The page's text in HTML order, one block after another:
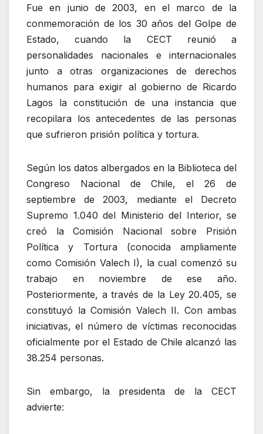
Fue en junio de 2003, en el marco de la
conmemoración de los 30 años del Golpe de
Estado, cuando la CECT reunió a
personalidades nacionales e internacionales
junto a otras organizaciones de derechos
humanos para exigir al gobierno de Ricardo
Lagos la constitución de una instancia que
recopilara los antecedentes de las personas
que sufrieron prisión política y tortura.
Según los datos albergados en la Biblioteca del
Congreso Nacional de Chile, el 26 de
septiembre de 2003, mediante el Decreto
Supremo 1.040 del Ministerio del Interior, se
creó la Comisión Nacional sobre Prisión
Política y Tortura (conocida ampliamente
como Comisión Valech I), la cual comenzó su
trabajo en noviembre de ese año.
Posteriormente, a través de la Ley 20.405, se
constituyó la Comisión Valech II. Con ambas
iniciativas, el número de víctimas reconocidas
oficialmente por el Estado de Chile alcanzó las
38.254 personas.
Sin embargo, la presidenta de la CECT
advierte: